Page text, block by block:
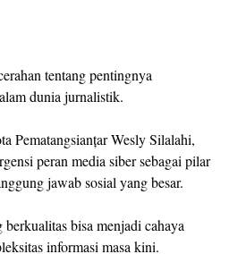
tentang pentingnya
dunia jurnalistik.
Pematangsianțar Wesly Silalahi,
peran media siber sebagai pilar
jawab sosial yang besar.
bisa menjadi cahaya
informasi masa kini.